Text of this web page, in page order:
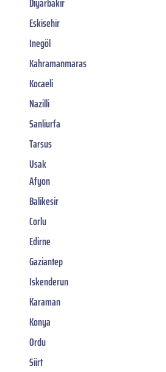
Eskisehir
Inegöl
Kahramanmaras
Kocaeli
Nazilli
Sanliurfa
Tarsus
Usak
Afyon
Balikesir
Corlu
Edirne
Gaziantep
Iskenderun
Karaman
Konya
Ordu
Siirt